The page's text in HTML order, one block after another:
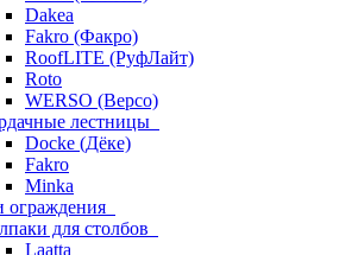
Dakea
Fakro (Факро)
RoofLITE (РуфЛайт)
Roto
WERSO (Версо)
лестницы
Docke (Дёке)
Fakro
Minka
ограждения
для столбов
Laatta